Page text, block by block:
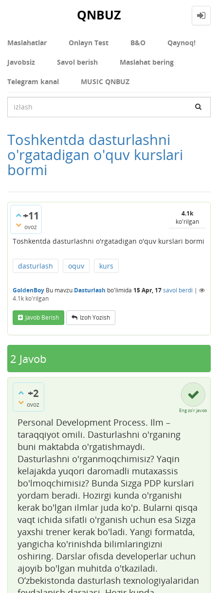
QNBUZ
Maslahatlar Onlayn Test В&О Qaynoq!
Javobsiz Savol berish Maslahat bering
Telegram kanal MUSIC QNBUZ
Toshkentda dasturlashni
o'rgatadigan o'quv kurslari
bormi
+11
ovoz
4.1k
ko'rilgan
Toshkentda dasturlashni o'rgatadigan o'quv kurslari bormi
dasturlash oquv kurs
GoldenBoy Bu mavzu Dasturlash bo'limida 15 Apr, 17savol berdi |
4.1k ko'rilgan
Javob Berish Izoh Yozish
2 Javob
+2
ovoz
Eng zo'r javob
Personal Development Process. Ilm –
taraqqiyot omili. Dasturlashni o'rganing
buni maktabda o'rgatishmaydi.
Dasturlashni o'rganmoqchimisiz? Yaqin
kelajakda yuqori daromadli mutaxassis
bo'lmoqchimisiz? Bunda Sizga PDP kurslari
yordam beradi. Hozirgi kunda o'rganishi
kerak bo'lgan ilmlar juda ko'p. Bularni qisqa
vaqt ichida sifatli o'rganish uchun esa Sizga
yaxshi trener kerak bo'ladi. Yangi formatda,
yangicha ko'rinishda bilimlaringizni
oshiring. Darslar ofisda developerlar uchun
ajoyib bo'lgan muhitda o'tkaziladi.
O’zbekistonda dasturlash texnologiyalaridan